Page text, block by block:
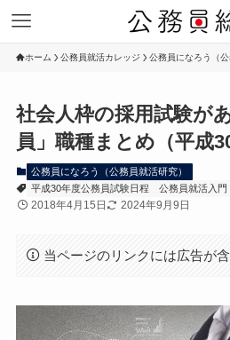
ホーム 公務員就活カレッジ 公務員になろう（公
社会人枠の採用試験が
員」職種まとめ（平成
公務員になろう（公務員就活研究）
平成30年度公務員試験日程
公務員就活入門
2018年4月15日 2024年9月9日
当ページのリンクには広告が含